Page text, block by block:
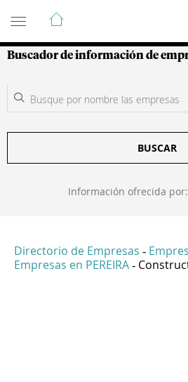
Guía de Empresas
Buscador de información de
BUSCAR
Información ofrecida por:
Directorio de Empresas -
Empresas en PEREIRA -